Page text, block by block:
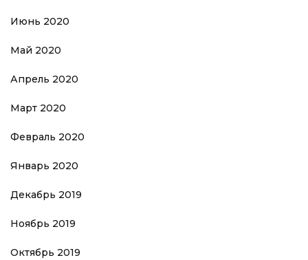
Июнь 2020
Май 2020
Апрель 2020
Март 2020
Февраль 2020
Январь 2020
Декабрь 2019
Ноябрь 2019
Октябрь 2019